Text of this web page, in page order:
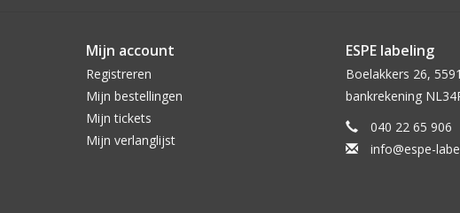
Mijn account
Registreren
Mijn bestellingen
Mijn tickets
Mijn verlanglijst
ESPE labeling
Boelakkers 26,
bankrekening
040 22 65 906
info@espe-